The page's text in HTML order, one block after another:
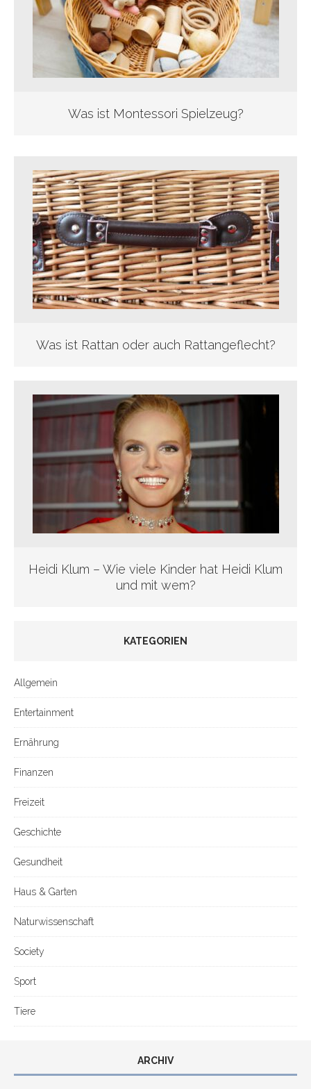
Was ist Montessori Spielzeug?
Was ist Rattan oder auch Rattangeflecht?
Heidi Klum – Wie viele Kinder hat Heidi Klum
und mit wem?
KATEGORIEN
Allgemein
Entertainment
Ernährung
Finanzen
Freizeit
Geschichte
Gesundheit
Haus & Garten
Naturwissenschaft
Society
Sport
Tiere
ARCHIV